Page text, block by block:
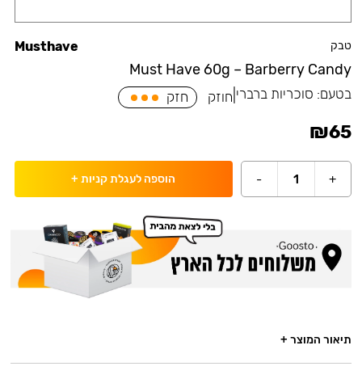
טבק
Must Have 60g – Barberry Candy
Musthave
בטעם: סוכריות ברברי חוזק חזק
₪65
+
1
- הוספה לעגלת קניות +
תיאור המוצר +